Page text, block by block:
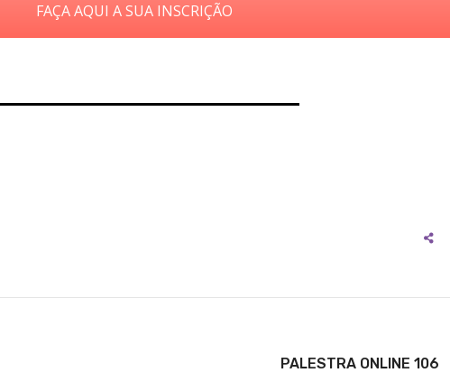
FAÇA AQUI A SUA INSCRIÇÃO
PALESTRA ONLINE 106